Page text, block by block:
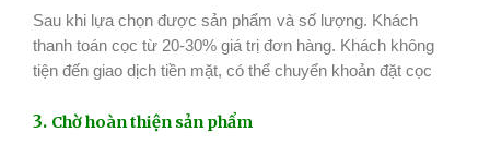
Sau khi lựa chọn được sản phẩm và số lượng. Khách
thanh toán cọc từ 20-30% giá trị đơn hàng. Khách không
tiện đến giao dịch tiền mặt, có thể chuyển khoản đặt cọc
3. Chờ hoàn thiện sản phẩm